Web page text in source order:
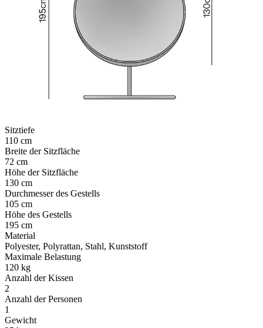
Sitztiefe
110 cm
Breite der Sitzfläche
72 cm
Höhe der Sitzfläche
130 cm
Durchmesser des Gestells
105 cm
Höhe des Gestells
195 cm
Material
Polyester, Polyrattan, Stahl, Kunststoff
Maximale Belastung
120 kg
Anzahl der Kissen
2
Anzahl der Personen
1
Gewicht